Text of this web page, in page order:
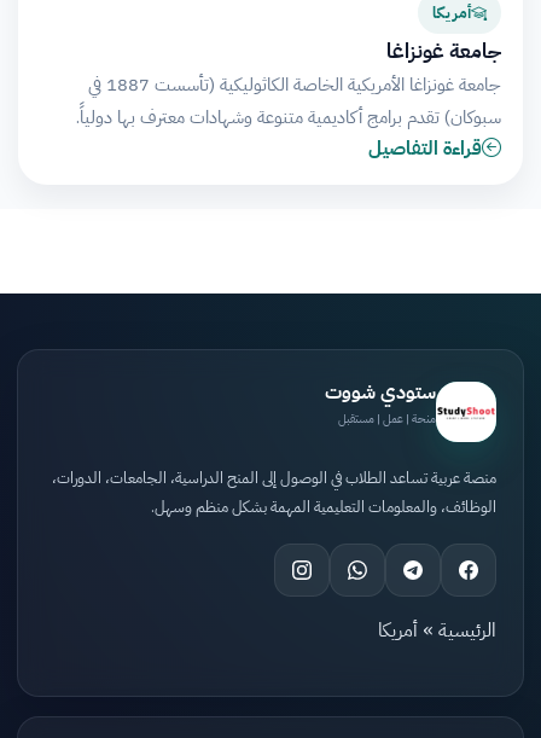
أمريكا
جامعة غونزاغا
جامعة غونزاغا الأمريكية الخاصة الكاثوليكية (تأسست 1887 في
سبوكان) تقدم برامج أكاديمية متنوعة وشهادات معترف بها دولياً.
قراءة التفاصيل
ستودي شووت
منحة | عمل | مستقبل
منصة عربية تساعد الطلاب في الوصول إلى المنح الدراسية، الجامعات، الدورات،
الوظائف، والمعلومات التعليمية المهمة بشكل منظم وسهل.
الرئيسية » أمريكا